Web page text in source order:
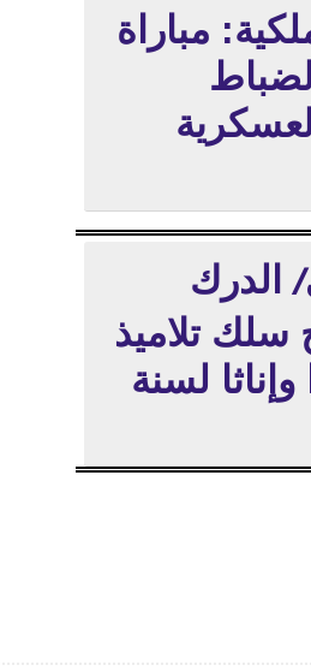
مباراة
/
الدرك
سلك تلاميذ
لسنة